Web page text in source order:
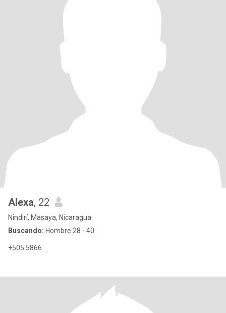
Alexa, 22
Nindirí, Masaya, Nicaragua
Buscando: Hombre 28 - 40
+505 5866...